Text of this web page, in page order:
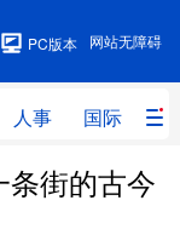
网站无障碍
PC版本
人事 国际 财
人事
街的古今